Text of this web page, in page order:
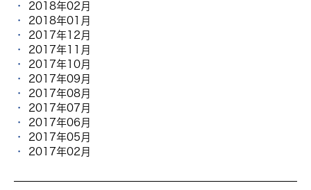
2018年02月
2018年01月
2017年12月
2017年11月
2017年10月
2017年09月
2017年08月
2017年07月
2017年06月
2017年05月
2017年02月